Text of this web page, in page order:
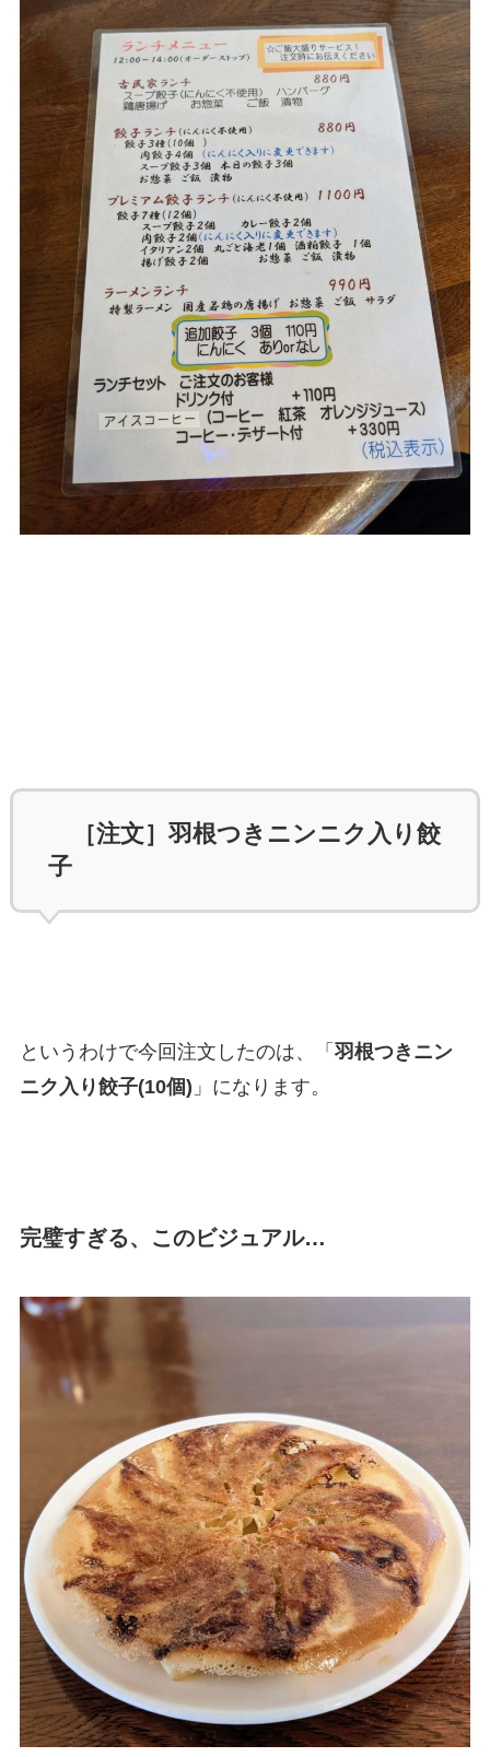
［注文］羽根つきニンニク入り餃
子
というわけで今回注文したのは、「 羽根つきニン
ニク入り餃子(10個) 」になります。
完璧すぎる、このビジュアル…